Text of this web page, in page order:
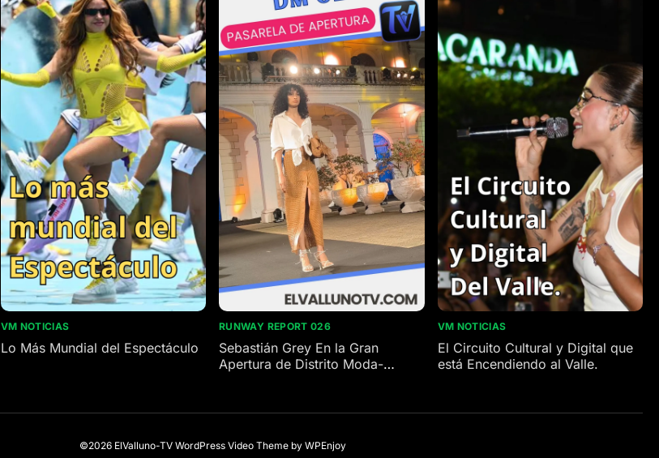
VM NOTICIAS
Lo Más Mundial del Espectáculo
RUNWAY REPORT 026
Sebastián Grey En la Gran
Apertura de Distrito Moda-
VM NOTICIAS
El Circuito Cultural y Digital que
está Encendiendo al Valle.
©2026 ElValluno-TV WordPress Video Themeby WPEnjoy